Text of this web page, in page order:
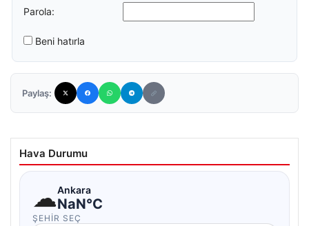
Parola:
Beni hatırla
Paylaş:
Hava Durumu
☁Ankara
NaN°C
ŞEHIR SEÇ